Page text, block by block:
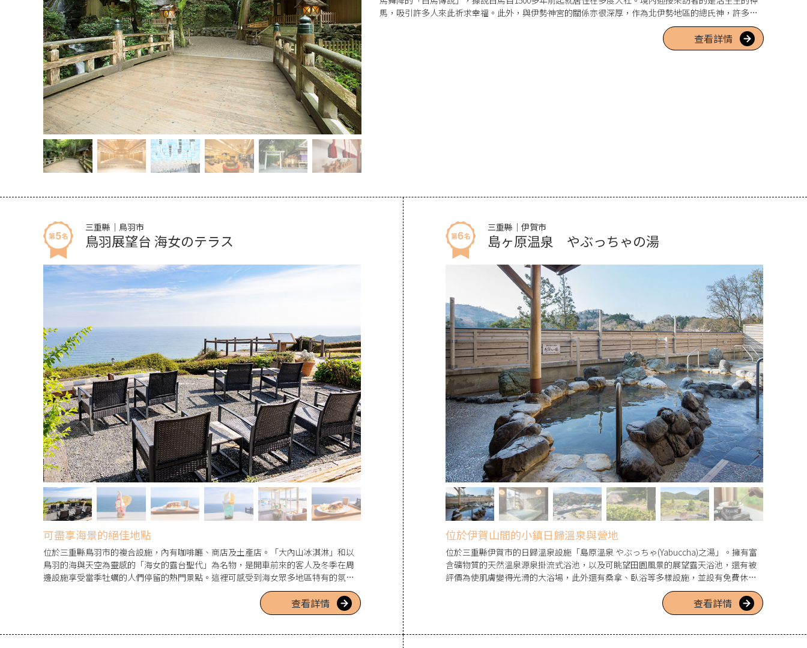
馬，吸引許多人來此祈求幸福。此外，與伊勢神宮的關係亦很深厚，作為北伊勢地區的總氏神，許多信
眾前來參拜祈求家內安全、商業繁榮、除厄，以及七五三、初宮等。背靠自古以來被視為神體山的多度
查看詳情
三重縣｜鳥羽市
鳥羽展望台 海女のテラス
可盡享海景的絕佳地點
位於三重縣鳥羽市的複合設施，內有咖啡廳、商店及土產店。「大內山冰淇淋」和以
鳥羽的海與天空為靈感的「海女的露台聖代」為名物，是開車前來的客人及冬季在周
邊設施享受當季牡蠣的人們停留的熱門景點。這裡可感受到海女眾多地區特有的氛
圍，有時候還能看到海女的工作。設施內設有街頭鋼琴，能在壯麗的景色前彈奏鋼
查看詳情
三重縣｜伊賀市
島ヶ原温泉 やぶっちゃの湯
位於伊賀山間的小鎮日歸溫泉與營地
位於三重縣伊賀市的日歸溫泉設施「島原溫泉 やぶっちゃ(Yabuccha)之湯」。擁有富
含礦物質的天然溫泉源泉掛流式浴池，以及可眺望田園風景的展望露天浴池，還有被
評價為使肌膚變得光滑的大浴場，此外還有桑拿、臥浴等多樣設施，並設有免費休憩
所及集合伊賀特產的伴手禮店。不僅有溫泉，還有搭載電源的區域，初學者也能輕鬆
遊玩的露營場，能夠在感受木津川豐富自然的同時悠閒度過。還有推桿高爾夫和電瓶
車等適合全家同樂的活動也很充實。使用當地食材的餐廳也不可錯過。
查看詳情